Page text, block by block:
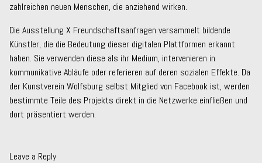
zahlreichen neuen Menschen, die anziehend wirken.
Die Ausstellung X Freundschaftsanfragen versammelt bildende
Künstler, die die Bedeutung dieser digitalen Plattformen erkannt
haben. Sie verwenden diese als ihr Medium, intervenieren in
kommunikative Abläufe oder referieren auf deren sozialen Effekte. Da
der Kunstverein Wolfsburg selbst Mitglied von Facebook ist, werden
bestimmte Teile des Projekts direkt in die Netzwerke einfließen und
dort präsentiert werden.
Leave a Reply